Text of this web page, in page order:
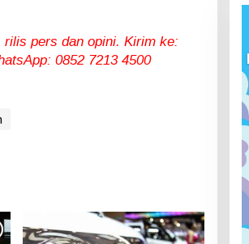
pers dan opini. Kirim ke:
0852 7213 4500